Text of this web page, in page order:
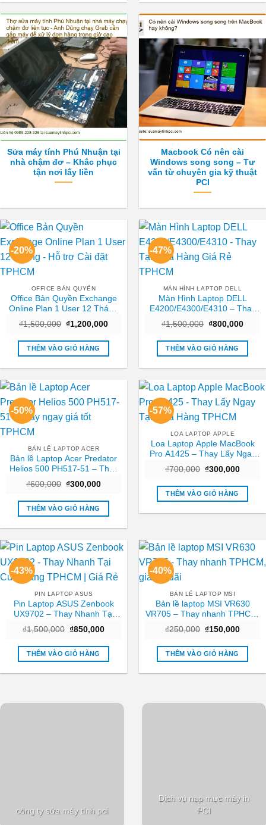
Sửa máy tính Phú Nhuận tại
nhà chậm đơ – Khắc phục
tận nơi lấy liền
Macbook Có nên cài
Windows song song – Tư
vấn từ chuyên gia kỹ thuật
PCI
-20%
OFFICE BẢN QUYỀN
Office Bản Quyền Exchange
Online Plan 1 User 12 Tháng
₫1,500,000 Giá
là:
₫1,500,000.
₫1,200,000Giá
tại
₫1,200,000.
THÊM VÀO GIỎ HÀNG
-47%
MÀN HÌNH LAPTOP DELL
Màn Hình Laptop DELL
E4200/E4300/E4310 – Thay
₫1,500,000 Giá
là:
₫1,500,000.
₫800,000Giá
tại
THÊM VÀO GIỎ HÀNG
-50%
BẢN LỀ LAPTOP ACER
Bản lề Laptop Acer Predator
Helios 500 PH517-51 – Thay
₫600,000 Giá
là:
₫600,000.
₫300,000Giá
tại
₫300,000.
THÊM VÀO GIỎ HÀNG
-57%
LOA LAPTOP APPLE
Loa Laptop Apple MacBook
Pro A1425 – Thay Lấy Ngay
₫700,000 Giá
là:
₫700,000.
₫300,000Giá
tại
THÊM VÀO GIỎ HÀNG
-43%
PIN LAPTOP ASUS
Pin Laptop ASUS Zenbook
UX9702 – Thay Nhanh Tại
₫1,500,000 Giá
là:
₫1,500,000.
₫850,000Giá
tại
₫850,000.
THÊM VÀO GIỎ HÀNG
-40%
BẢN LỀ LAPTOP MSI
Bản lề laptop MSI VR630
VR705 – Thay nhanh TPHCM,
₫250,000 Giá
là:
₫250,000.
₫150,000Giá
tại
THÊM VÀO GIỎ HÀNG
công ty sửa máy tính pci
Dịch vụ nạp mực máy in
PCI